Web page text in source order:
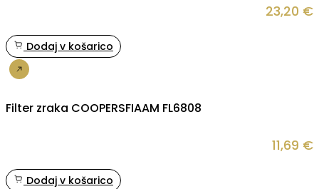
23,20 €
Dodaj v košarico
Filter zraka COOPERSFIAAM FL6808
11,69 €
Dodaj v košarico